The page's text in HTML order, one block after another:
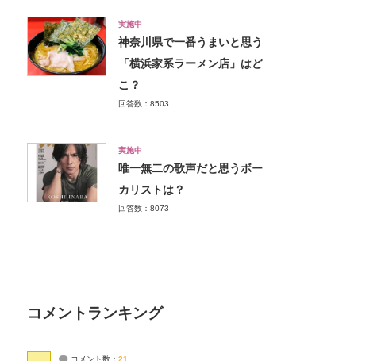
実施中
神奈川県で一番うまいと思う
「横浜家系ラーメン店」はど
こ？
回答数：8503
実施中
唯一無二の歌声だと思うボー
カリストは？
回答数：8073
コメントランキング
コメント数： 21